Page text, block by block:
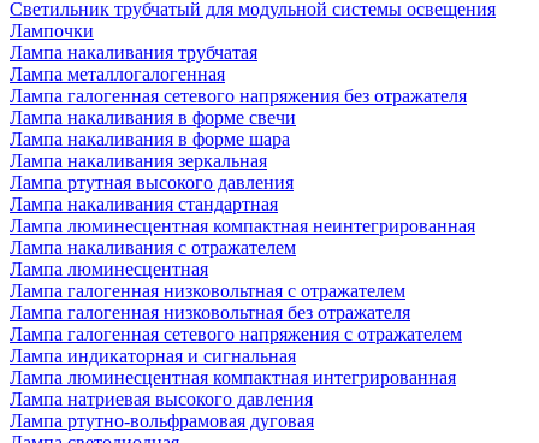
Светильник трубчатый для модульной системы освещения
Лампочки
Лампа накаливания трубчатая
Лампа металлогалогенная
Лампа галогенная сетевого напряжения без отражателя
Лампа накаливания в форме свечи
Лампа накаливания в форме шара
Лампа накаливания зеркальная
Лампа ртутная высокого давления
Лампа накаливания стандартная
Лампа люминесцентная компактная неинтегрированная
Лампа накаливания с отражателем
Лампа люминесцентная
Лампа галогенная низковольтная с отражателем
Лампа галогенная низковольтная без отражателя
Лампа галогенная сетевого напряжения с отражателем
Лампа индикаторная и сигнальная
Лампа люминесцентная компактная интегрированная
Лампа натриевая высокого давления
Лампа ртутно-вольфрамовая дуговая